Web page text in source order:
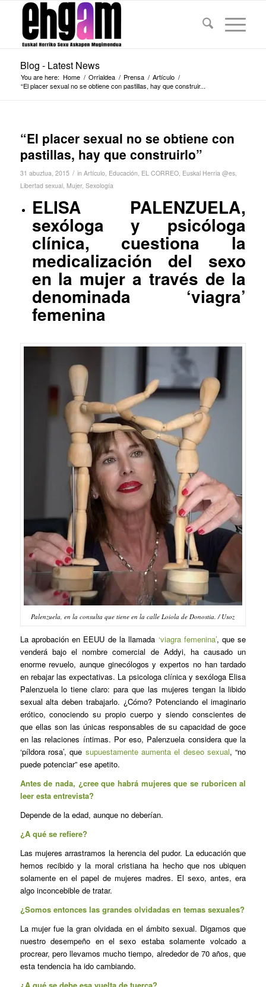
Blog - Latest News
You are here: Home / Orrialdea / Prensa / Artículo /
“El placer sexual no se obtiene con pastillas, hay que construir...
“El placer sexual no se obtiene con
pastillas, hay que construirlo”
31 abuztua, 2015 / in Artículo, Educación, EL CORREO, Euskal Herria @es,
Libertad sexual, Mujer, Sexología
ELISA PALENZUELA,
sexóloga y psicóloga
clínica, cuestiona la
medicalización del sexo
en la mujer a través de la
denominada ‘viagra’
femenina
Palenzuela, en la consulta que tiene en la calle Loiola de Donostia. / Usoz
La aprobación en EEUU de la llamada ‘viagra femenina’, que se
venderá bajo el nombre comercial de Addyi, ha causado un
enorme revuelo, aunque ginecólogos y expertos no han tardado
en rebajar las expectativas. La psicologa clínica y sexóloga Elisa
Palenzuelalo tiene claro: para que las mujeres tengan la libido
sexual alta deben trabajarlo. ¿Cómo? Potenciando el imaginario
erótico, conociendo su propio cuerpo y siendo conscientes de
que ellas son las únicas responsables de su capacidad de goce
en las relaciones íntimas. Por eso, Palenzuela considera que la
‘píldora rosa’, que supuestamente aumenta el deseo sexual, “no
puede potenciar” ese apetito.
Antes de nada, ¿cree que habrá mujeres que se ruboricen al
leer esta entrevista?
Depende de la edad, aunque no deberían.
¿A qué se refiere?
Las mujeres arrastramos la herencia del pudor. La educación que
hemos recibido y la moral cristiana ha hecho que nos ubiquen
solamente en el papel de mujeres madres. El sexo, antes, era
algo inconcebible de tratar.
¿Somos entonces las grandes olvidadas en temas sexuales?
La mujer fue la gran olvidada en el ámbito sexual. Digamos que
nuestro desempeño en el sexo estaba solamente volcado a
procrear, pero llevamos mucho tiempo, alrededor de 70 años, que
esta tendencia ha ido cambiando.